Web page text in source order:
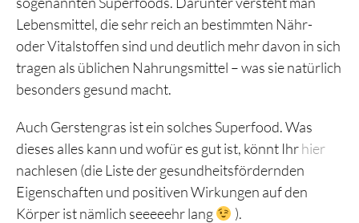
Lebensmittel, die sehr reich an bestimmten Nähr-
oder Vitalstoffen sind und deutlich mehr davon in sich
tragen als üblichen Nahrungsmittel – was sie natürlich
besonders gesund macht.
Auch Gerstengras ist ein solches Superfood. Was
dieses alles kann und wofür es gut ist, könnt Ihrhier
nachlesen (die Liste der gesundheitsfördernden
Eigenschaften und positiven Wirkungen auf den
Körper ist nämlich seeeeehr lang
).